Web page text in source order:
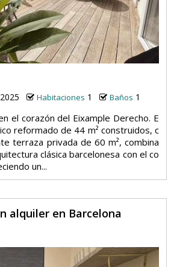
Habitaciones 1 Baños 1
el corazón del Eixample Derecho. E
reformado de 44 m² construidos, c
terraza privada de 60 m², combina
clásica barcelonesa con el co
un...
alquiler en Barcelona